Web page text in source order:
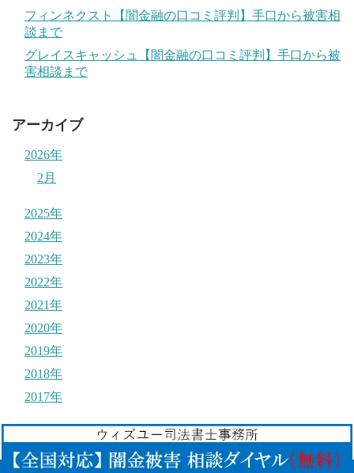
フィンネクスト【闇金融の口コミ評判】手口から被害相
談まで
グレイスキャッシュ【闇金融の口コミ評判】手口から被
害相談まで
アーカイブ
2026年
2月
2025年
2024年
2023年
2022年
2021年
2020年
2019年
2018年
2017年